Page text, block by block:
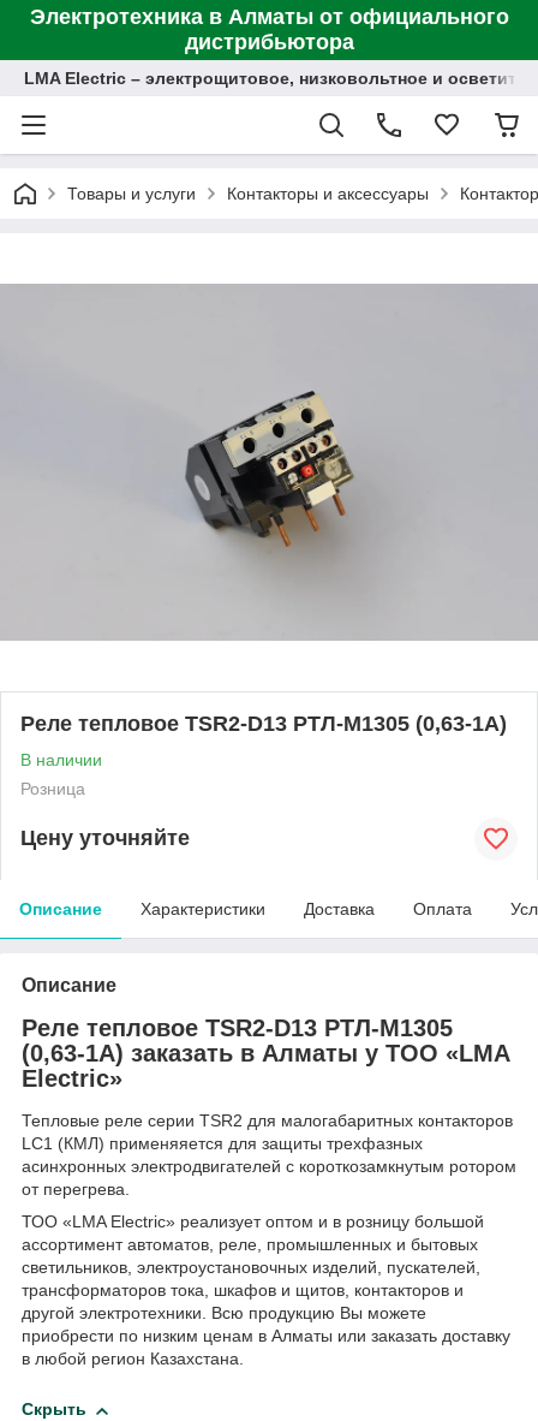
Электротехника в Алматы от официального
дистрибьютора
LMA Electric – электрощитовое, низковольтное и
Товары и услуги Контакторы и аксессуары
Реле тепловое TSR2-D13 РТЛ-М1305 (0,63-1A)
В наличии
Розница
Цену уточняйте
Описание Характеристики Доставка Оплата
Описание
Реле тепловое TSR2-D13 РТЛ-М1305
(0,63-1A) заказать в Алматы у ТОО «LMA
Electric»
Тепловые реле серии TSR2 для малогабаритных контакторов
LC1 (КМЛ) применяяется для защиты трехфазных
асинхронных электродвигателей с короткозамкнутым ротором
от перегрева.
ТОО «LMA Electric» реализует оптом и в розницу большой
ассортимент автоматов, реле, промышленных и бытовых
светильников, электроустановочных изделий, пускателей,
трансформаторов тока, шкафов и щитов, контакторов и
другой электротехники. Всю продукцию Вы можете
приобрести по низким ценам в Алматы или заказать доставку
в любой регион Казахстана.
Скрыть